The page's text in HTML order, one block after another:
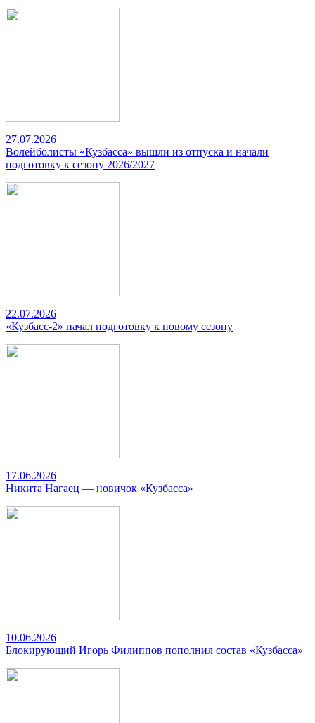
27.07.2026
Волейболисты «Кузбасса» вышли из отпуска и начали
подготовку к сезону 2026/2027
22.07.2026
«Кузбасс-2» начал подготовку к новому сезону
17.06.2026
Никита Нагаец — новичок «Кузбасса»
10.06.2026
Блокирующий Игорь Филиппов пополнил состав «Кузбасса»